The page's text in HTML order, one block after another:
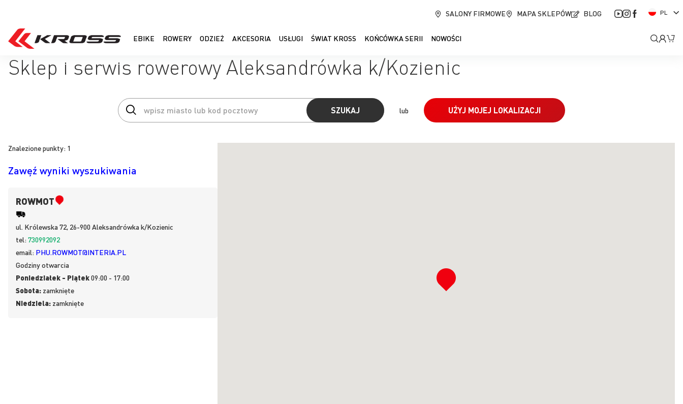
SALONY FIRMOWE MAPA SKLEPÓW BLOG
J
y
PL
EBIKE ROWERY ODZIEŻ AKCESORIA USŁUGI ŚWIAT KROSS KOŃCÓWKA SERII NOWOŚCI
Moje
Sklep i serwis rowerowy Aleksandrówka k/Kozienic
SZUKAJ lub UŻYJ MOJEJ LOKALIZACJI
Znalezione punkty: 1
Zawęź wyniki wyszukiwania
ROWMOT
ul. Królewska 72, 26-900 Aleksandrówka k/Kozienic
tel:730992092
email: PHU.ROWMOT@INTERIA.PL
Godziny otwarcia
Poniedziałek - Piątek09:00 - 17:00
Sobota: zamknięte
Niedziela: zamknięte